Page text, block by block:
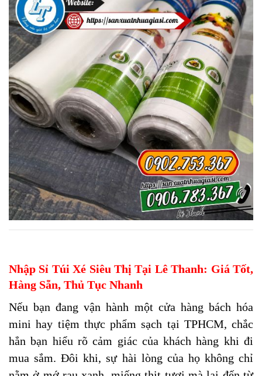
Nhập Sỉ Túi Xé Siêu Thị Tại Lê Thanh: Giá Tốt,
Hàng Sẵn, Thủ Tục Nhanh
Nếu bạn đang vận hành một cửa hàng bách hóa
mini hay tiệm thực phẩm sạch tại TPHCM, chắc
hẳn bạn hiểu rõ cảm giác của khách hàng khi đi
mua sắm. Đôi khi, sự hài lòng của họ không chỉ